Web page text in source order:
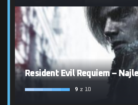
Resident Evil Requiem –
9 z 10